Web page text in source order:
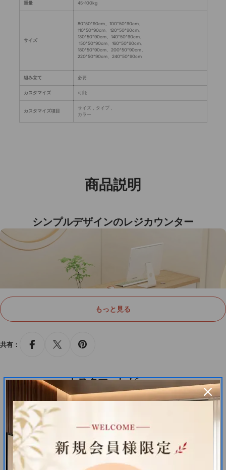
重量 45~100kg
サイズ
80*50*90cm、100*50*90cm、
110*50*90cm、120*50*90cm、
130*50*90cm、140*50*90cm、
150*50*90cm、160*50*90cm、
180*50*90cm、200*50*90cm、
220*50*90cm、240*50*90cm
組み立て 必要
カスタマイズ 可能
カスタマイズ項目
サイズ，タイプ，
カラー
商品説明
シンプルデザインのレジカウンター
エコ素材
もっと見る
共有：
カスタマーレビュー
最初のレビューを書きましょう
レビューを書く
アイテムが見つかりません